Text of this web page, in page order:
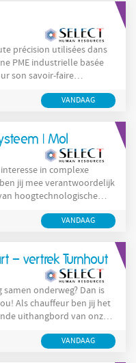
précision utilisées dans
son savoir-faire
et cherche à renforcer
VANDAAG
| Mol
in complexe
jij mee verantwoordelijk
hoogtechnologische
binnen het
VANDAAG
– vertrek Turnhout
samen onderweg? Dan is
Als chauffeur ben jij het
uithangbord van onze
VANDAAG